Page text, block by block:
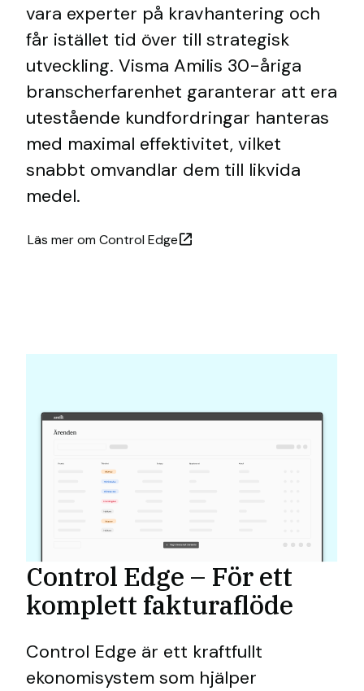
vara experter på kravhantering och
får istället tid över till strategisk
utveckling. Visma Amilis 30-åriga
branscherfarenhet garanterar att era
utestående kundfordringar hanteras
med maximal effektivitet, vilket
snabbt omvandlar dem till likvida
medel.
Läs mer om Control Edge
Control Edge – För ett
komplett fakturaflöde
Control Edge är ett kraftfullt
ekonomisystem som hjälper